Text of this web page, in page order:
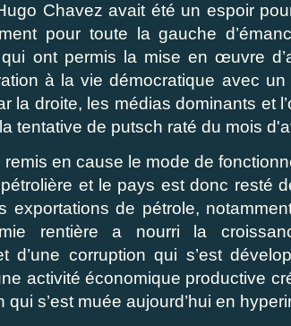
Chavez avait été un espoir
pour toute la gauche
ont permis la mise en œuvre
à la vie démocratique avec un
la droite, les médias dominants et
tentative de putsch raté du mois
en cause le mode de
et le pays est donc resté
exportations de pétrole,
rentière a nourri la
d’une corruption qui s’est
activité économique productive
s’est muée aujourd’hui en